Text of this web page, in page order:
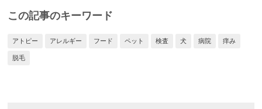
この記事のキーワード
アトピー アレルギー フード ペット 検査 犬 病院 痒み
脱毛